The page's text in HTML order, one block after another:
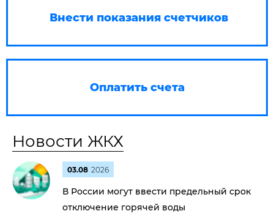
Внести показания счетчиков
Оплатить счета
Новости ЖКХ
03.08 2026
В России могут ввести предельный срок
отключение горячей воды